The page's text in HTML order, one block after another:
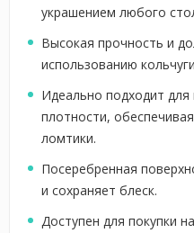
украшением любого
Высокая прочность и
использованию
Идеально подходит
плотности,
ломтики.
Посеребренная
и сохраняет блеск.
Доступен для покупки